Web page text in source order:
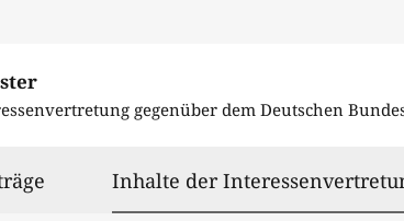
gegenüber dem Deutschen
Inhalte der